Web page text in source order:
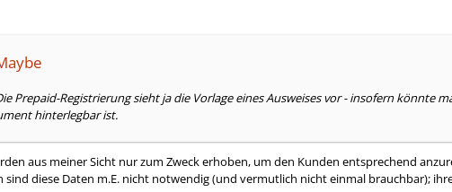
Prepaid-Registrierung sieht ja die Vorlage eines Ausweises vor - insofern könnte
hinterlegbar ist.
aus meiner Sicht nur zum Zweck erhoben, um den Kunden entsprechend
diese Daten m.E. nicht notwendig (und vermutlich nicht einmal brauchbar);